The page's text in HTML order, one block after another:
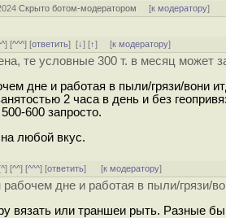
Скрыто ботом-модератором [к модератору]
] [^^^] [ответить][↓] [↑] [к модератору]
те условные 300 т. в месяц может
дне и работая в пыли/грязи/вони
2 часа в день и без
600 запросто.
любой вкус.
^] [^^] [^^^] [ответить] [к модератору]
дне и работая в пыли/грязи/
вязать или траншеи рыть. Разные